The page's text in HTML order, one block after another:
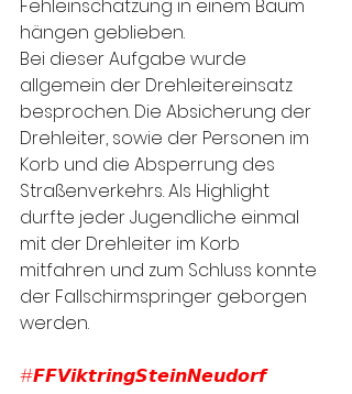
Fehleinschätzung in einem Baum
hängen geblieben.
Bei dieser Aufgabe wurde
allgemein der Drehleitereinsatz
besprochen. Die Absicherung der
Drehleiter, sowie der Personen im
Korb und die Absperrung des
Straßenverkehrs. Als Highlight
durfte jeder Jugendliche einmal
mit der Drehleiter im Korb
mitfahren und zum Schluss konnte
der Fallschirmspringer geborgen
werden.
#𝙁𝙁𝙑𝙞𝙠𝙩𝙧𝙞𝙣𝙜𝙎𝙩𝙚𝙞𝙣𝙉𝙚𝙪𝙙𝙤𝙧𝙛